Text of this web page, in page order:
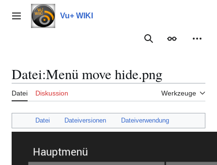
Inhalt
springenHauptmenü Vu+ WIKI
Suche
Datei:Menü move hide.png
Datei Diskussion Werkzeuge
Datei Dateiversionen Dateiverwendung